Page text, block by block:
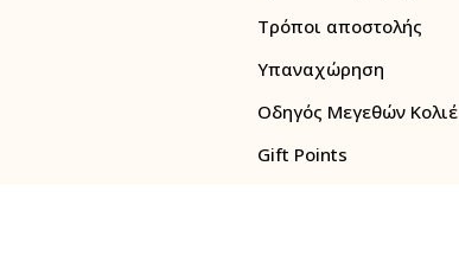
Τρόποι αποστολής
Υπαναχώρηση
Οδηγός Μεγεθών Κολιέ
Gift Points